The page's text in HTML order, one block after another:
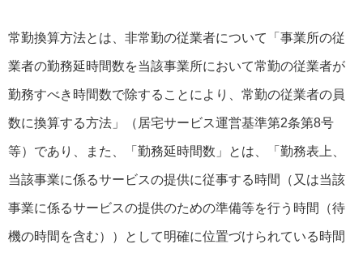
常勤換算方法とは、非常勤の従業者について「事業所の従
業者の勤務延時間数を当該事業所において常勤の従業者が
勤務すべき時間数で除することにより、常勤の従業者の員
数に換算する方法」（居宅サービス運営基準第2条第8号
等）であり、また、「勤務延時間数」とは、「勤務表上、
当該事業に係るサービスの提供に従事する時間（又は当該
事業に係るサービスの提供のための準備等を行う時間（待
機の時間を含む））として明確に位置づけられている時間